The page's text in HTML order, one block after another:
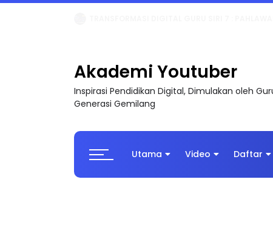
Akademi Youtuber
Inspirasi Pendidikan Digital, Dimulakan oleh
Generasi Gemilang
Utama Video Daftar